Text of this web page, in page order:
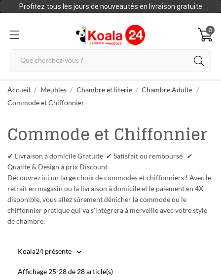
Profitez tous les jours de nouveautés en livraison gratuite
0
Accueil Meubles Chambre et literie
Chambre Adulte
Commode et Chiffonnier
Commode et Chiffonnier
✔ Livraison à domicile Gratuite ✔ Satisfait ou remboursé ✔
Qualité & Design à prix Discount
Découvrez ici un large choix de commodes et chiffonniers ! Avec le
retrait en magasin ou la livraison à domicile et le paiement en 4X
disponible, vous allez sûrement dénicher la commode ou le
chiffonnier pratique qui va s'intégrera à merveille avec votre style
de chambre.
Koala24 présente 
Affichage 25-28 de 28 article(s)